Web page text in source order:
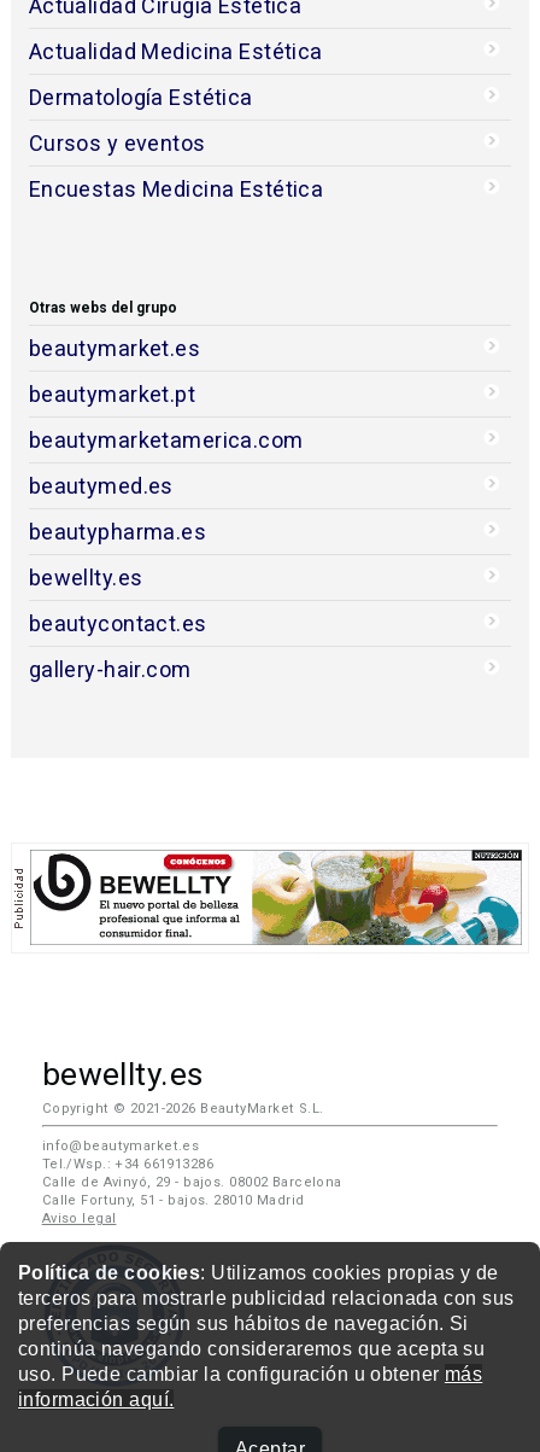
Política de cookies: Utilizamos cookies propias y de
terceros para mostrarle publicidad relacionada con sus
preferencias según sus hábitos de navegación. Si
continúa navegando consideraremos que acepta su
uso. Puede cambiar la configuración u obtener más
información aquí.
Actualidad Cirugía Estética
Actualidad Medicina Estética
Dermatología Estética
Cursos y eventos
Encuestas Medicina Estética
Otras webs del grupo
beautymarket.es
beautymarket.pt
beautymarketamerica.com
beautymed.es
beautypharma.es
bewellty.es
beautycontact.es
gallery-hair.com
bewellty.es
Copyright © 2021-2026 BeautyMarket S.L.
info@beautymarket.es
Tel./Wsp.: +34 661913286
Calle de Avinyó, 29 - bajos. 08002 Barcelona
Calle Fortuny, 51 - bajos. 28010 Madrid
Aviso legal